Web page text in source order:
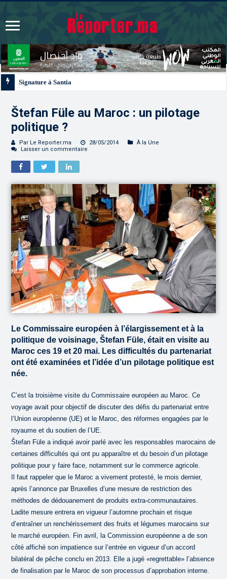
Štefan Füle au Maroc : un pilotage
politique ?
Par Le Reporter.ma 28/05/2014
À la Une
Laisser un commentaire
Le Commissaire européen à l’élargissement et à la
politique de voisinage, Štefan Füle, était en visite au
Maroc ces 19 et 20 mai. Les difficultés du partenariat
ont été examinées et l’idée d’un pilotage politique est
née.
C’est la troisième visite du Commissaire européen au Maroc. Ce
voyage avait pour objectif de discuter des défis du partenariat entre
l’Union européenne (UE) et le Maroc, des réformes engagées par le
royaume et du soutien de l’UE.
Štefan Füle a indiqué avoir parlé avec les responsables marocains de
certaines difficultés qui ont pu apparaître et du besoin d’un pilotage
politique pour y faire face, notamment sur le commerce agricole.
Il faut rappeler que le Maroc a vivement protesté, le mois dernier,
après l’annonce par Bruxelles d’une mesure de restriction des
méthodes de dédouanement de produits extra-communautaires.
Ladite mesure entrera en vigueur l’automne prochain et risque
d’entraîner un renchérissement des fruits et légumes marocains sur
le marché européen. Fin avril, la Commission européenne a de son
côté affiché son impatience sur l’entrée en vigueur d’un accord
bilatéral de pêche conclu en 2013. Elle a jugé «regrettable» l’absence
de finalisation par le Maroc de son processus d’approbation interne.